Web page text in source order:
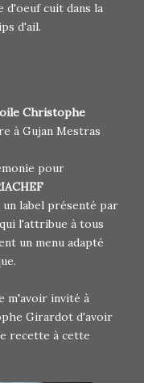
d'oeuf cuit dans la
d'ail.
Christophe
à Gujan Mestras
pour
un label présenté par
l'attribue à tous
un menu adapté
m'avoir invité à
Girardot d'avoir
recette à cette